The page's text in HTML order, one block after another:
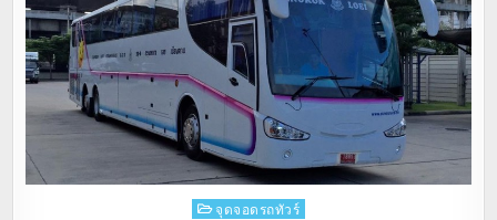
Posted
จุดจอดรถทัวร์